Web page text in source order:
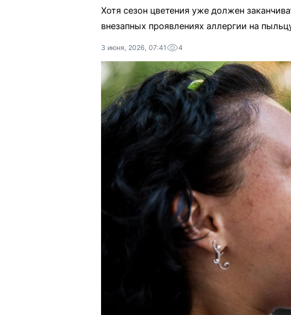
Хотя сезон цветения уже должен
внезапных проявлениях аллергии на
3 июня, 2026, 07:41 4